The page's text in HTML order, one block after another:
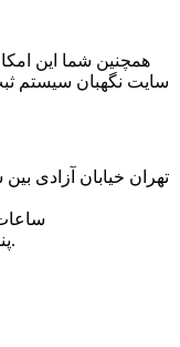
همچنین شما این
سایت نگهبان سیستم
تهران خیابان آزادی
پنجشنبه ها و ایام تعطیل شرکت تعطیل است.